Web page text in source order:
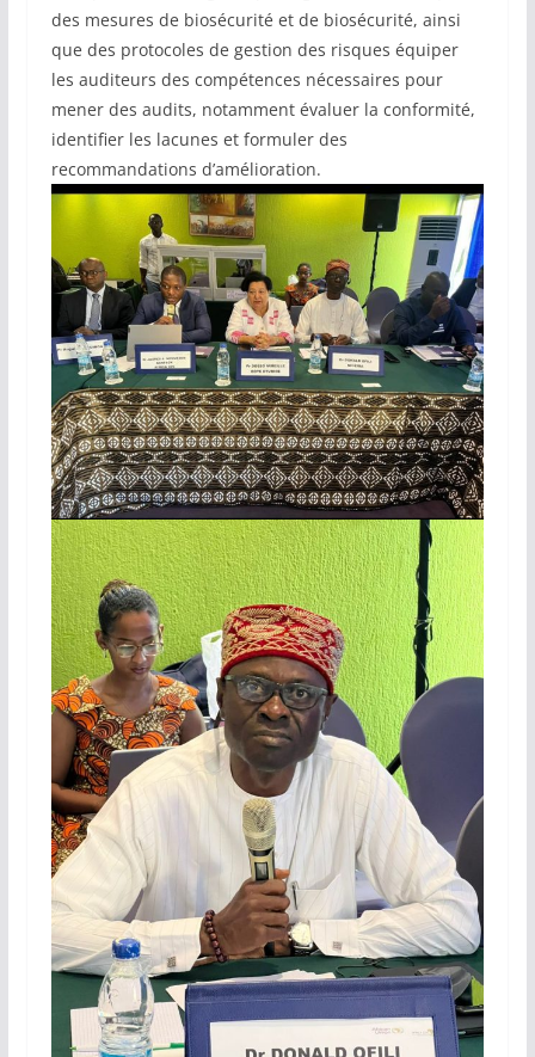
des mesures de biosécurité et de biosécurité, ainsi
que des protocoles de gestion des risques équiper
les auditeurs des compétences nécessaires pour
mener des audits, notamment évaluer la conformité,
identifier les lacunes et formuler des
recommandations d’amélioration.